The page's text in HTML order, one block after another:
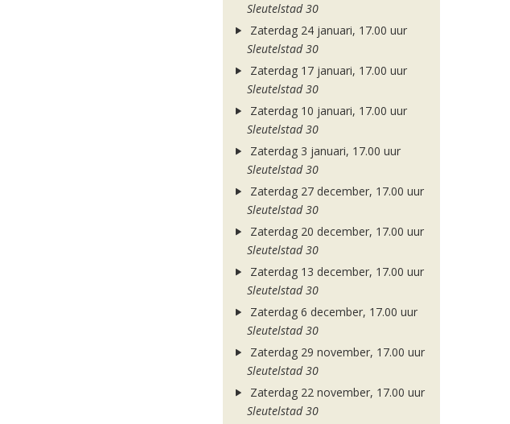
Sleutelstad 30
Zaterdag 24 januari, 17.00 uur
Sleutelstad 30
Zaterdag 17 januari, 17.00 uur
Sleutelstad 30
Zaterdag 10 januari, 17.00 uur
Sleutelstad 30
Zaterdag 3 januari, 17.00 uur
Sleutelstad 30
Zaterdag 27 december, 17.00 uur
Sleutelstad 30
Zaterdag 20 december, 17.00 uur
Sleutelstad 30
Zaterdag 13 december, 17.00 uur
Sleutelstad 30
Zaterdag 6 december, 17.00 uur
Sleutelstad 30
Zaterdag 29 november, 17.00 uur
Sleutelstad 30
Zaterdag 22 november, 17.00 uur
Sleutelstad 30